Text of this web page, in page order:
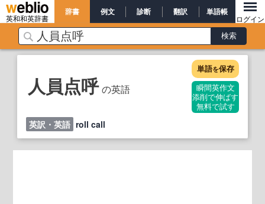
英和和英辞書
辞書 例文 診断 翻訳 単語帳
ログイン
人員点呼 の英語
単語を保存
瞬間英作文
添削で伸ばす
無料で試す
英訳・英語 roll call